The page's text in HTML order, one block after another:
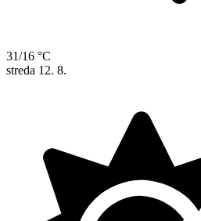
31/16 °C
streda 12. 8.